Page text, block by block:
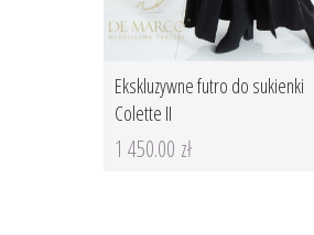
Ekskluzywne futro do sukienki
Colette II
1 450.00 zł